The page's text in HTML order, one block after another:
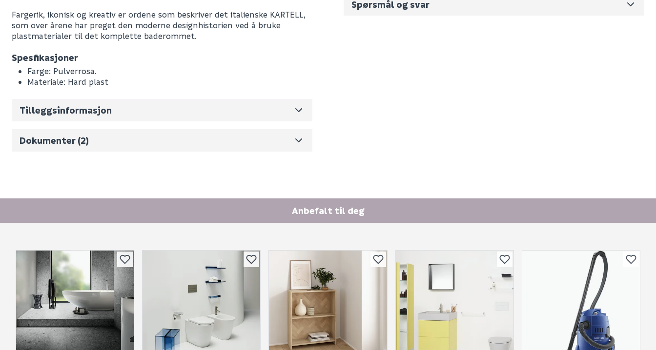
Fargerik, ikonisk og kreativ er ordene som beskriver det italienske KARTELL,
som over årene har preget den moderne designhistorien ved å bruke
plastmaterialer til det komplette baderommet.
Spesfikasjoner
Farge: Pulverrosa.
Materiale: Hard plast
Tilleggsinformasjon
Leverandørens varenummer
Nobb No
Vekt pr. stk / m2 (i kg)
Volum (dm3 per salgsforpakning)
Dokumenter (2)
Bruksanvisning
Spørsmål og svar
SEND INN SPØRSMÅL
Spørsmålet og svaret vil bli vist her etter at det er besvart.
Ingen spørsmål enda. Bli den første til å stille et spørsmål til dette
produktet.
Anbefalt til deg